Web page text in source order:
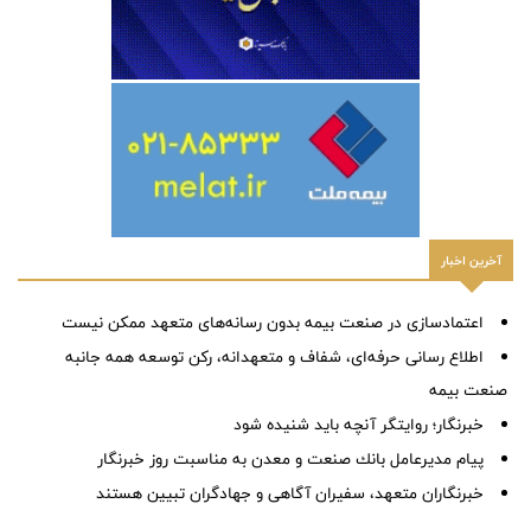
آخرین اخبار
اعتمادسازی در صنعت بیمه بدون رسانه‌های متعهد ممکن نیست
اطلاع رسانی حرفه‌ای، شفاف و متعهدانه، رکن توسعه همه جانبه
صنعت بیمه
خبرنگار؛ روایتگر آنچه باید شنیده شود
پیام مدیرعامل بانك صنعت و معدن به مناسبت روز خبرنگار
خبرنگاران متعهد، سفیران آگاهی و جهادگران تبیین هستند